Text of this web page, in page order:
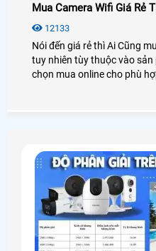
Mua Camera Wifi Giá Rẻ
12133
Nói đến giá rẻ thì Ai Cũng
tuy nhiên tùy thuộc vào
chọn mua online cho phù hợp. Ở đây An Thành